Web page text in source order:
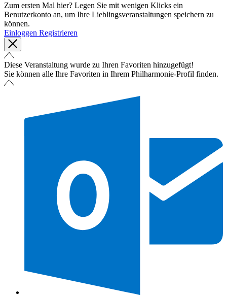
Zum ersten Mal hier? Legen Sie mit wenigen Klicks ein
Benutzerkonto an, um Ihre Lieblingsveranstaltungen speichern zu
können.
Einloggen Registrieren
Diese Veranstaltung wurde zu Ihren Favoriten hinzugefügt!
Sie können alle Ihre Favoriten in Ihrem Philharmonie-Profil finden.